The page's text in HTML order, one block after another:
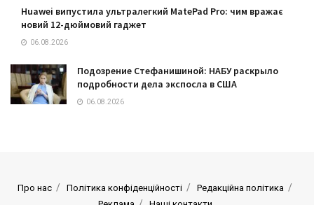
Huawei випустила ультралегкий MatePad Pro: чим вражає
новий 12-дюймовий гаджет
06.08.2026
Подозрение Стефанишиной: НАБУ раскрыло
подробности дела экспосла в США
06.08.2026
Про нас Політика конфіденційності
Редакційна політика